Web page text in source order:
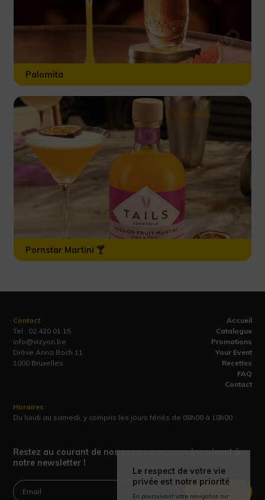
Palomita
Pornstar Martini 🍸
Accueil
Catalogue
Promotions
Your Event
Recettes
FAQ
Contact
Contact
Tel : 02 420 01 15
info@vizyon.be
Drève Anna Boch 11
1000 Bruxelles
Horaires
Du lundi au samedi, y compris les jours fériés de 08h00 à 18h00
Restez au courant de nos promos en vous inscrivant à
notre newsletter !
Le respect de votre vie
privée est notre priorité
En poursuivant votre navigation sur